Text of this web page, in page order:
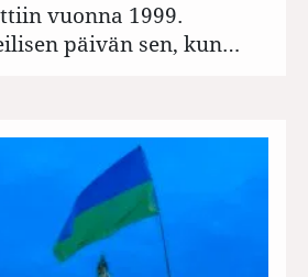
vuonna 1999.
päivän sen, kun…